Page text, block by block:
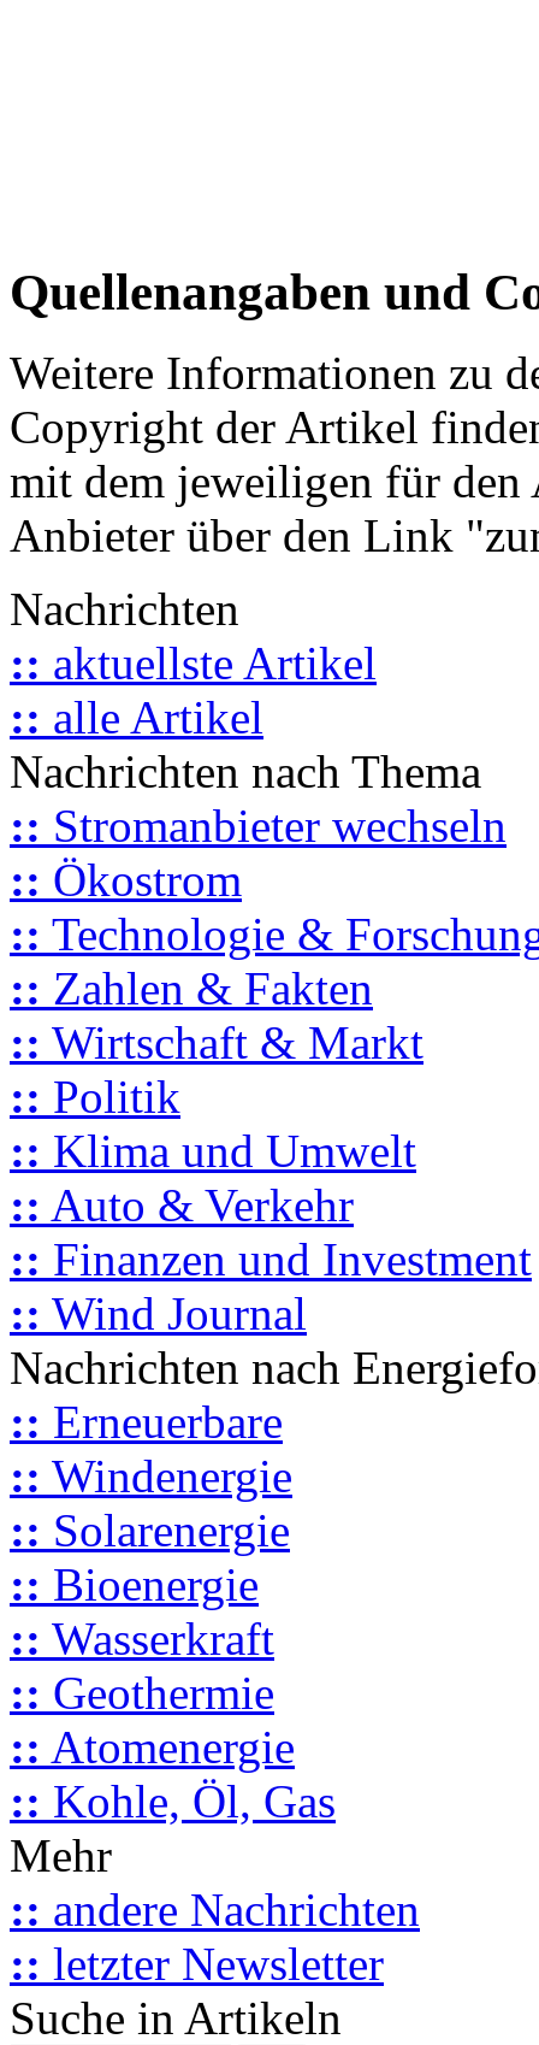
Quellenangaben und
Weitere Informationen zu
Copyright der Artikel
mit dem jeweiligen für
Anbieter über den Link
Nachrichten
:: aktuellste Artikel
:: alle Artikel
Nachrichten nach Thema
:: Stromanbieter wechseln
:: Ökostrom
:: Technologie &
:: Zahlen & Fakten
:: Wirtschaft & Markt
:: Politik
:: Klima und Umwelt
:: Auto & Verkehr
:: Finanzen und Investment
:: Wind Journal
Nachrichten nach
:: Erneuerbare
:: Windenergie
:: Solarenergie
:: Bioenergie
:: Wasserkraft
:: Geothermie
:: Atomenergie
:: Kohle, Öl, Gas
Mehr
:: andere Nachrichten
:: letzter Newsletter
Suche in Artikeln